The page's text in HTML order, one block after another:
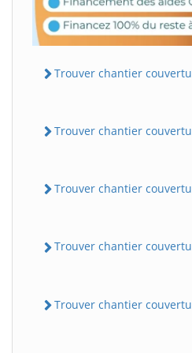
Trouver chantier
Trouver chantier
Trouver chantier
Trouver chantier
Trouver chantier